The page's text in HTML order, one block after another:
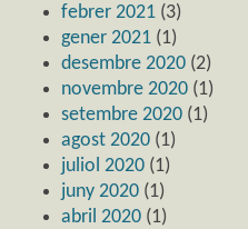
febrer 2021 (3)
gener 2021 (1)
desembre 2020 (2)
novembre 2020 (1)
setembre 2020 (1)
agost 2020 (1)
juliol 2020 (1)
juny 2020 (1)
abril 2020 (1)